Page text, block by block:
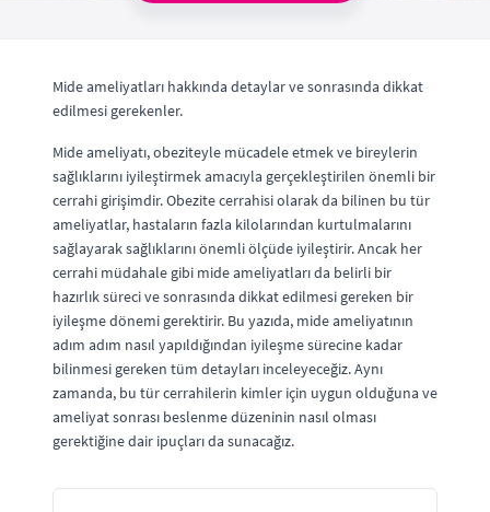
Mide ameliyatları hakkında detaylar ve sonrasında dikkat
edilmesi gerekenler.
Mide ameliyatı, obeziteyle mücadele etmek ve bireylerin
sağlıklarını iyileştirmek amacıyla gerçekleştirilen önemli bir
cerrahi girişimdir. Obezite cerrahisi olarak da bilinen bu tür
ameliyatlar, hastaların fazla kilolarından kurtulmalarını
sağlayarak sağlıklarını önemli ölçüde iyileştirir. Ancak her
cerrahi müdahale gibi mide ameliyatları da belirli bir
hazırlık süreci ve sonrasında dikkat edilmesi gereken bir
iyileşme dönemi gerektirir. Bu yazıda, mide ameliyatının
adım adım nasıl yapıldığından iyileşme sürecine kadar
bilinmesi gereken tüm detayları inceleyeceğiz. Aynı
zamanda, bu tür cerrahilerin kimler için uygun olduğuna ve
ameliyat sonrası beslenme düzeninin nasıl olması
gerektiğine dair ipuçları da sunacağız.